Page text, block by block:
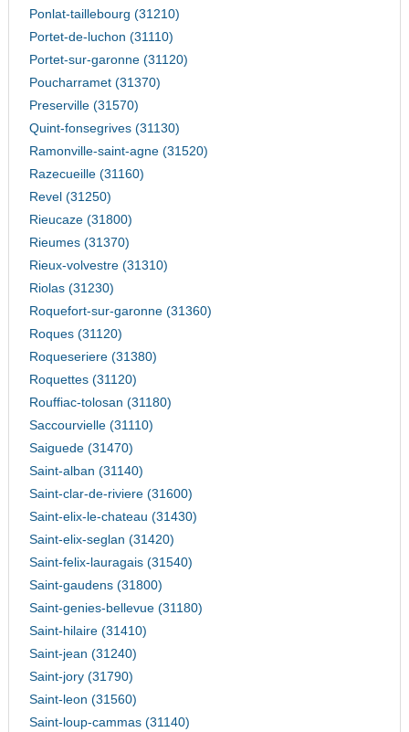
Ponlat-taillebourg (31210)
Portet-de-luchon (31110)
Portet-sur-garonne (31120)
Poucharramet (31370)
Preserville (31570)
Quint-fonsegrives (31130)
Ramonville-saint-agne (31520)
Razecueille (31160)
Revel (31250)
Rieucaze (31800)
Rieumes (31370)
Rieux-volvestre (31310)
Riolas (31230)
Roquefort-sur-garonne (31360)
Roques (31120)
Roqueseriere (31380)
Roquettes (31120)
Rouffiac-tolosan (31180)
Saccourvielle (31110)
Saiguede (31470)
Saint-alban (31140)
Saint-clar-de-riviere (31600)
Saint-elix-le-chateau (31430)
Saint-elix-seglan (31420)
Saint-felix-lauragais (31540)
Saint-gaudens (31800)
Saint-genies-bellevue (31180)
Saint-hilaire (31410)
Saint-jean (31240)
Saint-jory (31790)
Saint-leon (31560)
Saint-loup-cammas (31140)